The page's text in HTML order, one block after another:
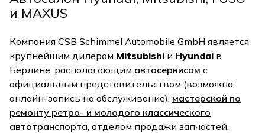
и MAXUS
Компания CSB Schimmel Automobile GmbH является
крупнейшим дилером Mitsubishi и Hyundai в
Берлине, располагающим автосервисом с
официальным представительством (возможна
онлайн-запись на обслуживание), мастерской по
ремонту ретро- и молодого классического
автотранспорта, отделом продажи запчастей,